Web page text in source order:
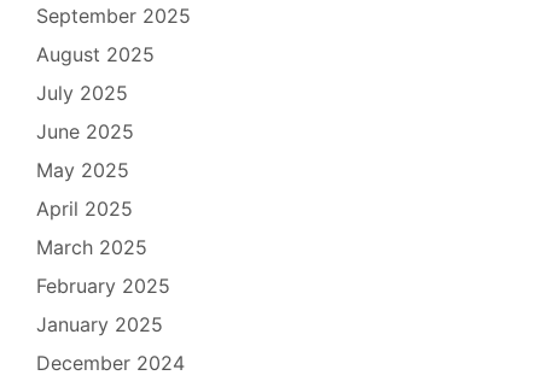
September 2025
August 2025
July 2025
June 2025
May 2025
April 2025
March 2025
February 2025
January 2025
December 2024